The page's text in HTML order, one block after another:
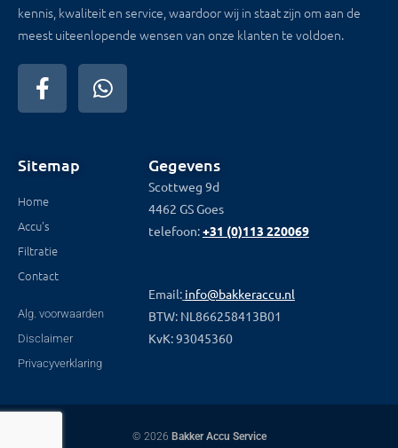
kennis, kwaliteit en service, waardoor wij in staat zijn om aan de
meest uiteenlopende wensen van onze klanten te voldoen.
Sitemap
Home
Accu's
Filtratie
Contact
Alg. voorwaarden
Disclaimer
Privacyverklaring
Gegevens
Scottweg 9d
4462 GS Goes
telefoon:+31 (0)113 220069
Email: info@bakkeraccu.nl
BTW: NL866258413B01
KvK: 93045360
© 2026 Bakker Accu Service